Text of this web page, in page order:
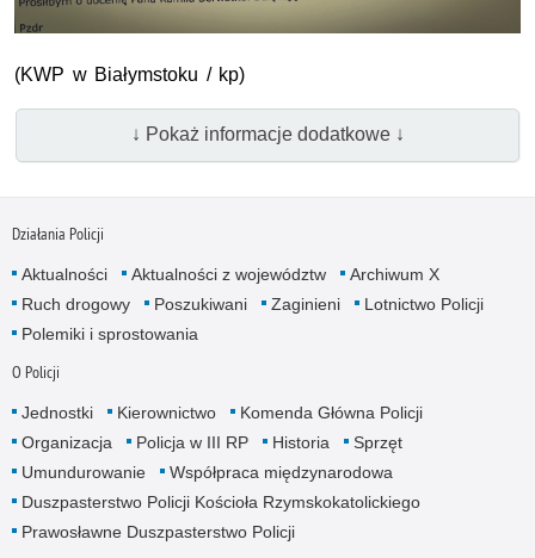
(KWP w Białymstoku / kp)
↓ Pokaż informacje dodatkowe ↓
Działania Policji
Aktualności Aktualności z województw
Archiwum X
Ruch drogowy
Poszukiwani Zaginieni
Lotnictwo Policji
Polemiki i sprostowania
O Policji
Jednostki Kierownictwo
Komenda Główna Policji
Organizacja
Policja w III RP Historia
Sprzęt
Umundurowanie
Współpraca międzynarodowa
Duszpasterstwo Policji Kościoła Rzymskokatolickiego
Prawosławne Duszpasterstwo Policji